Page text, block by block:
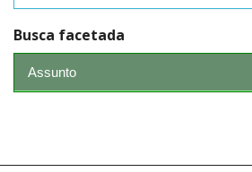
Busca facetada
Assunto